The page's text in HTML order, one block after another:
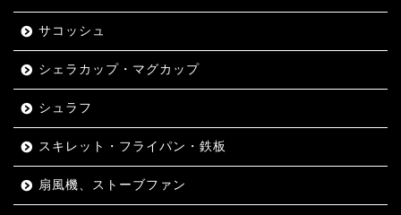
サコッシュ
シェラカップ・マグカップ
シュラフ
スキレット・フライパン・鉄板
扇風機、ストーブファン